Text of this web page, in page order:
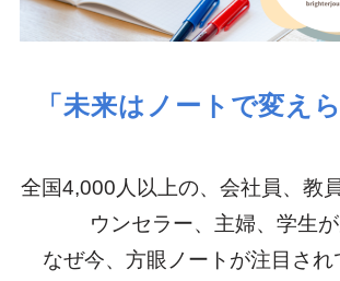
「未来はノートで変え
全国4,000人以上の、会社員、教
ウンセラー、主婦、学生が
なぜ今、方眼ノートが注目され